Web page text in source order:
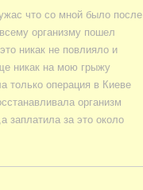
что со мной было после
организму пошел
никак не повлияло и
никак на мою грыжу
только операция в Киеве
организм
заплатила за это около